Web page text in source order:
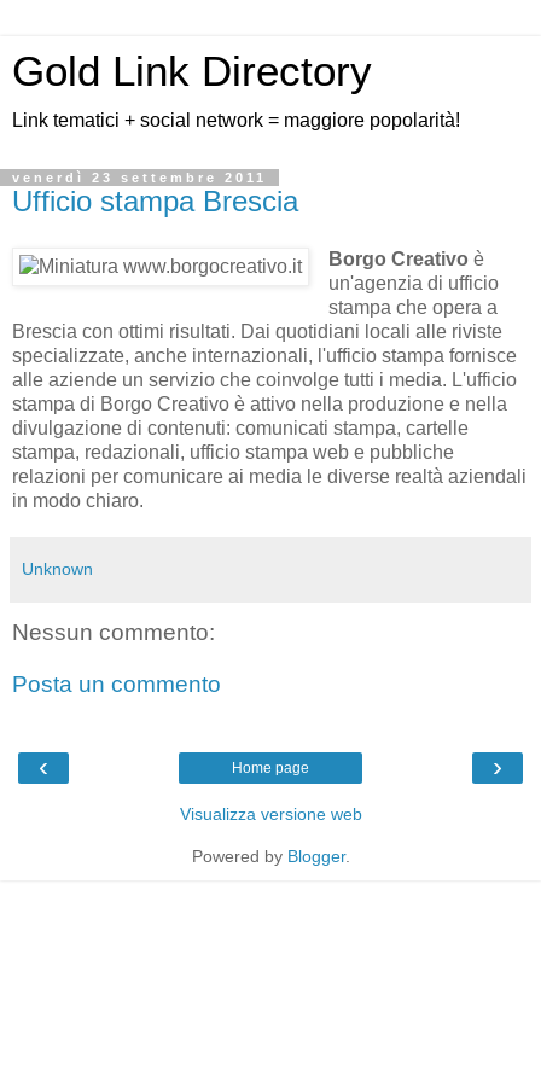
Gold Link Directory
Link tematici + social network = maggiore popolarità!
venerdì 23 settembre 2011
Ufficio stampa Brescia
Borgo Creativo è
un'agenzia di ufficio
stampa che opera a
Brescia con ottimi risultati. Dai quotidiani locali alle riviste
specializzate, anche internazionali, l'ufficio stampa fornisce
alle aziende un servizio che coinvolge tutti i media. L'ufficio
stampa di Borgo Creativo è attivo nella produzione e nella
divulgazione di contenuti: comunicati stampa, cartelle
stampa, redazionali, ufficio stampa web e pubbliche
relazioni per comunicare ai media le diverse realtà aziendali
in modo chiaro.
Unknown
Nessun commento:
Posta un commento
‹ ›
Home page
Visualizza versione web
Powered by Blogger.